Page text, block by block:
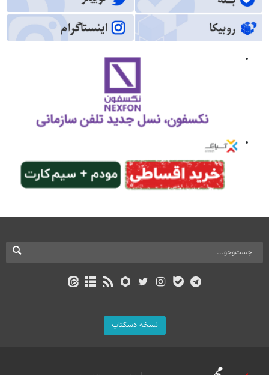
نسخه دسکتاپ